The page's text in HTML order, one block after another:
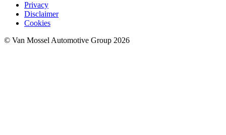
Privacy
Disclaimer
Cookies
© Van Mossel Automotive Group 2026